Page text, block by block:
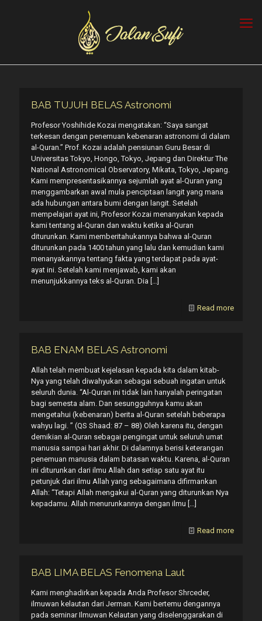
BAB TUJUH BELAS Astronomi
Profesor Yoshihide Kozai mengatakan: “Saya sangat
terkesan dengan penernuan kebenaran astronomi di dalam
al-Quran.” Prof. Kozai adalah pensiunan Guru Besar di
Universitas Tokyo, Hongo, Tokyo, Jepang dan Direktur The
National Astronomical Observatory, Mikata, Tokyo, Jepang.
Kami mempresentasikannya sejumlah ayat al-Quran yang
menggambarkan awal mula penciptaan langit yang mana
ada hubungan antara bumi dengan langit. Setelah
mempelajari ayat ini, Profesor Kozai menanyakan kepada
kami tentang al-Quran dan waktu ketika al-Quran
diturunkan. Kami memberitahukannya bahwa al-Quran
diturunkan pada 1400 tahun yang lalu dan kemudian kami
menanyakannya tentang fakta yang terdapat pada ayat-
ayat ini. Setelah kami menjawab, kami akan
menunjukkannya teks al-Quran. Dia […]
Read more
BAB ENAM BELAS Astronomi
Allah telah membuat kejelasan kepada kita dalam kitab-
Nya yang telah diwahyukan sebagai sebuah ingatan untuk
seluruh dunia. “Al-Quran ini tidak lain hanyalah peringatan
bagi semesta alam. Dan sesungguhnya kamu akan
mengetahui (kebenaran) berita al-Quran setelah beberapa
wahyu lagi. ” (QS Shaad: 87 – 88) Oleh karena itu, dengan
demikian al-Quran sebagai pengingat untuk seluruh umat
manusia sampai hari akhir. Di dalamnya berisi keterangan
penemuan manusia dalam batasan waktu. Karena, al-Quran
ini diturunkan dari ilmu Allah dan setiap satu ayat itu
petunjuk dari ilmu Allah yang sebagaimana difirmankan
Allah: “Tetapi Allah mengakui al-Quran yang diturunkan Nya
kepadamu. Allah menurunkannya dengan ilmu […]
Read more
BAB LIMA BELAS Fenomena Laut
Kami menghadirkan kepada Anda Profesor Shrceder,
ilmuwan kelautan dari Jerman. Kami bertemu dengannya
pada seminar Ilmuwan Kelautan yang diselenggarakan di